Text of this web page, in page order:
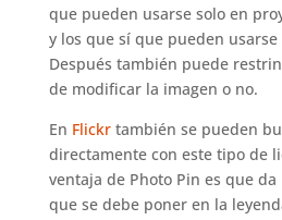
que pueden usarse solo en
y los que sí que pueden
Después también puede
de modificar la imagen o no.
En Flickr también se pueden
directamente con este tipo de
ventaja de Photo Pin es que
que se debe poner en la